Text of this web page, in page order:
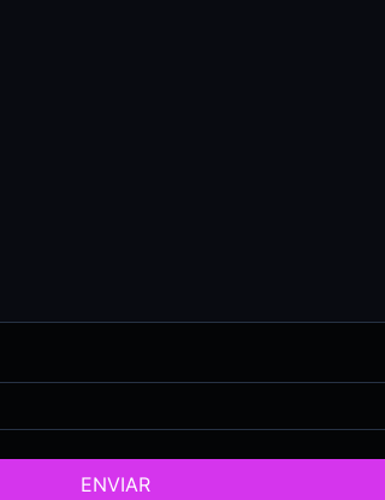
ENVIAR